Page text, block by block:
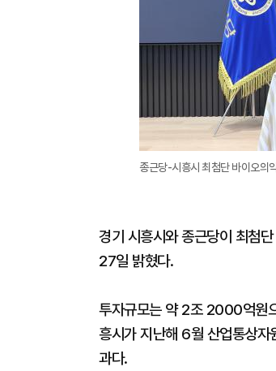
종근당-시흥시 최첨단 바이오의
경기 시흥시와 종근당이 최첨
27일 밝혔다.
투자규모는 약 2조 2000억원
흥시가 지난해 6월 산업통상자
과다.